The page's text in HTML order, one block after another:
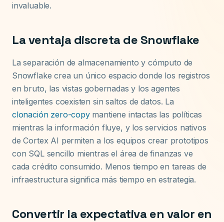
invaluable.
La ventaja discreta de Snowflake
La separación de almacenamiento y cómputo de
Snowflake crea un único espacio donde los registros
en bruto, las vistas gobernadas y los agentes
inteligentes coexisten sin saltos de datos. La
clonación zero-copymantiene intactas las políticas
mientras la información fluye, y los servicios nativos
de Cortex AI permiten a los equipos crear prototipos
con SQL sencillo mientras el área de finanzas ve
cada crédito consumido. Menos tiempo en tareas de
infraestructura significa más tiempo en estrategia.
Convertir la expectativa en valor en